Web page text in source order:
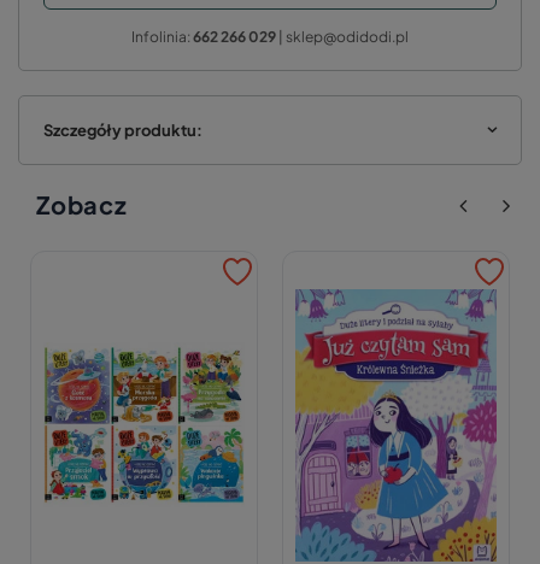
Infolinia: 662 266 029 | sklep@odidodi.pl
Szczegóły produktu:
Zobacz